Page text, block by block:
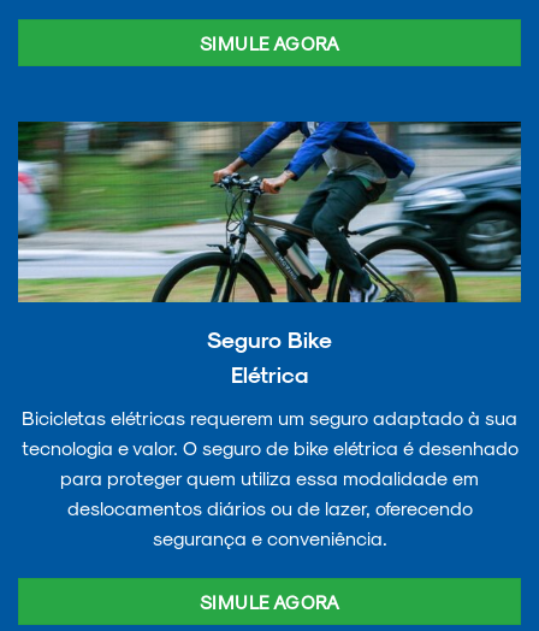
SIMULE AGORA
Seguro Bike
Elétrica
Bicicletas elétricas requerem um seguro adaptado à sua
tecnologia e valor. O seguro de bike elétrica é desenhado
para proteger quem utiliza essa modalidade em
deslocamentos diários ou de lazer, oferecendo
segurança e conveniência.
SIMULE AGORA